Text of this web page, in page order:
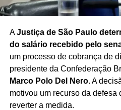
PRÓXIMO
Lula parabeniza novo
NÃO PERCA
Família aguarda laudo
deputada
AJustiça de São Paulo
do salário recebido pelo
um processo de cobrança de
presidente da Confederação
Marco Polo Del Nero. A
motivou um recurso da defesa
reverter a medida.